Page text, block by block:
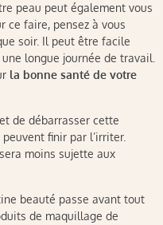
peau peut également vous
ce faire, pensez à vous
soir. Il peut être facile
longue journée de travail.
la bonne santé de votre
de débarrasser cette
finir par l’irriter.
moins sujette aux
beauté passe avant tout
de maquillage de